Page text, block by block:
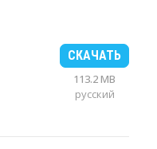
СКАЧАТЬ
113.2 MB
русский